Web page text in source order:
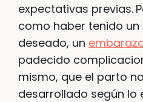
expectativas previas.
como haber tenido
deseado, un
padecido
mismo, que el parto
desarrollado según lo